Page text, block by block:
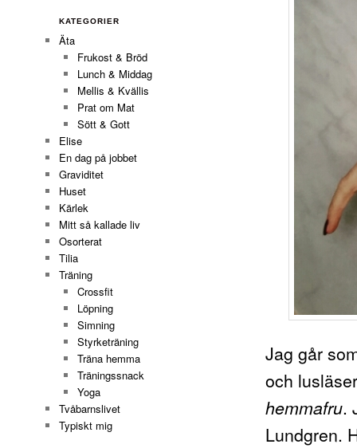
Jag går
och
hemmafru.
Lundgren.
KATEGORIER
Äta
Frukost & Bröd
Lunch & Middag
Mellis & Kvällis
Prat om Mat
Sött & Gott
Elise
En dag på jobbet
Graviditet
Huset
Kärlek
Mitt så kallade liv
Osorterat
Tilia
Träning
Crossfit
Löpning
Simning
Styrketräning
Träna hemma
Träningssnack
Yoga
Tvåbarnslivet
Typiskt mig